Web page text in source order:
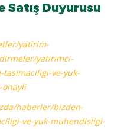
Satış Duyurusu
yatirim-
yatirimci-
ve-yuk-
onayli
haberler/bizden-
ve-yuk-muhendisligi-